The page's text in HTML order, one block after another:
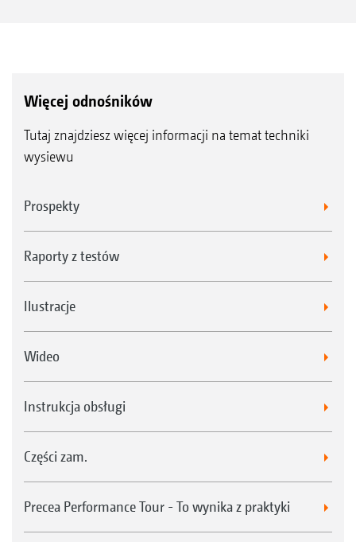
Więcej odnośników
Tutaj znajdziesz więcej informacji na temat techniki
wysiewu
Prospekty
Raporty z testów
Ilustracje
Wideo
Instrukcja obsługi
Części zam.
Precea Performance Tour - To wynika z praktyki